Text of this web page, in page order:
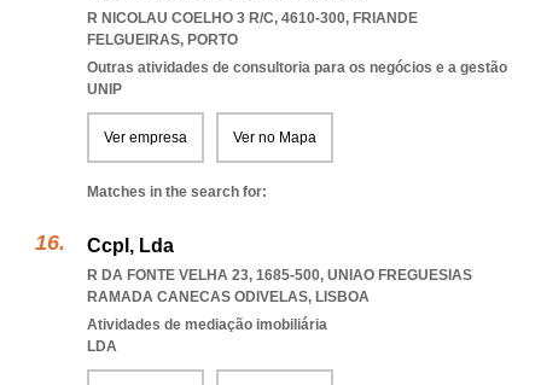
R NICOLAU COELHO 3 R/C, 4610-300, FRIANDE
FELGUEIRAS, PORTO
Outras atividades de consultoria para os negócios e a gestão
UNIP
Ver empresa Ver no Mapa
Matches in the search for:
Ccpl, Lda
R DA FONTE VELHA 23, 1685-500, UNIAO FREGUESIAS
RAMADA CANECAS ODIVELAS, LISBOA
Atividades de mediação imobiliária
LDA